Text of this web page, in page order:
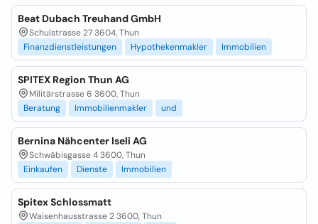
Beat Dubach Treuhand GmbH
Schulstrasse 27 3604, Thun
Finanzdienstleistungen
Hypothekenmakler Immobilien
SPITEX Region Thun AG
Militärstrasse 6 3600, Thun
Beratung
Immobilienmakler und
Bernina Nähcenter Iseli AG
Schwäbisgasse 4 3600, Thun
Einkaufen
Dienste Immobilien
Spitex Schlossmatt
Waisenhausstrasse 2 3600, Thun